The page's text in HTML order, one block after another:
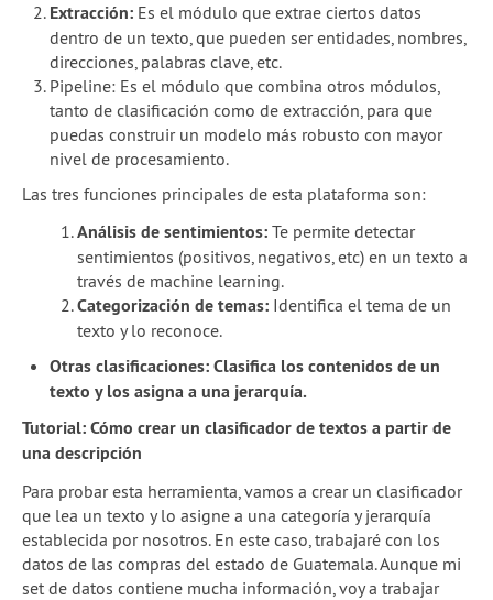
Extracción: Es el módulo que extrae ciertos datos
dentro de un texto, que pueden ser entidades, nombres,
direcciones, palabras clave, etc.
Pipeline: Es el módulo que combina otros módulos,
tanto de clasificación como de extracción, para que
puedas construir un modelo más robusto con mayor
nivel de procesamiento.
Las tres funciones principales de esta plataforma son:
Análisis de sentimientos: Te permite detectar
sentimientos (positivos, negativos, etc) en un texto a
través de machine learning.
Categorización de temas: Identifica el tema de un
texto y lo reconoce.
Otras clasificaciones: Clasifica los contenidos de un
texto y los asigna a una jerarquía.
Tutorial: Cómo crear un clasificador de textos a partir de
una descripción
Para probar esta herramienta, vamos a crear un clasificador
que lea un texto y lo asigne a una categoría y jerarquía
establecida por nosotros. En este caso, trabajaré con los
datos de las compras del estado de Guatemala. Aunque mi
set de datos contiene mucha información, voy a trabajar